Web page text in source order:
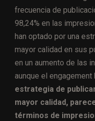
frecuencia de
98,24% en las
han optado por una
mayor calidad en sus
en un aumento de las
aunque el engagement
estrategia de
mayor calidad,
términos de